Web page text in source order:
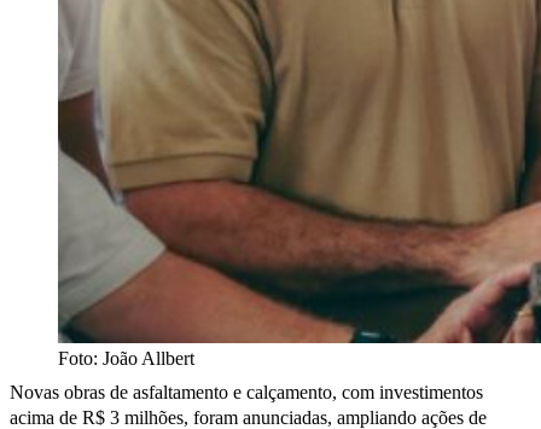
Foto: João Allbert
Novas obras de asfaltamento e calçamento, com investimentos
acima de R$ 3 milhões, foram anunciadas, ampliando ações de